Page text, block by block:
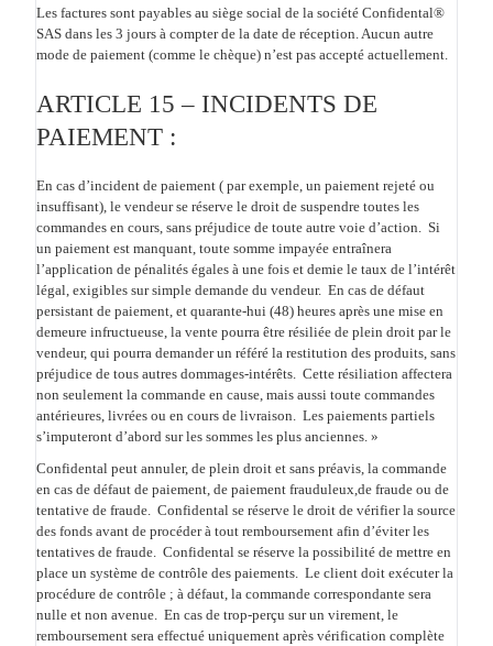
Les factures sont payables au siège social de la société Confidental®
SAS dans les 3 jours à compter de la date de réception. Aucun autre
mode de paiement (comme le chèque) n’est pas accepté actuellement.
ARTICLE 15 – INCIDENTS DE
PAIEMENT :
En cas d’incident de paiement ( par exemple, un paiement rejeté ou
insuffisant), le vendeur se réserve le droit de suspendre toutes les
commandes en cours, sans préjudice de toute autre voie d’action. Si
un paiement est manquant, toute somme impayée entraînera
l’application de pénalités égales à une fois et demie le taux de l’intérêt
légal, exigibles sur simple demande du vendeur. En cas de défaut
persistant de paiement, et quarante-hui (48) heures après une mise en
demeure infructueuse, la vente pourra être résiliée de plein droit par le
vendeur, qui pourra demander un référé la restitution des produits, sans
préjudice de tous autres dommages-intérêts. Cette résiliation affectera
non seulement la commande en cause, mais aussi toute commandes
antérieures, livrées ou en cours de livraison. Les paiements partiels
s’imputeront d’abord sur les sommes les plus anciennes. »
Confidental peut annuler, de plein droit et sans préavis, la commande
en cas de défaut de paiement, de paiement frauduleux,de fraude ou de
tentative de fraude.Confidental se réserve le droit de vérifier la source
des fonds avant de procéder à tout remboursement afin d’éviter les
tentatives de fraude. Confidental se réserve la possibilité de mettre en
place un système de contrôle des paiements. Le client doit exécuter la
procédure de contrôle ; à défaut, la commande correspondante sera
nulle et non avenue. En cas de trop-perçu sur un virement, le
remboursement sera effectué uniquement après vérification complète